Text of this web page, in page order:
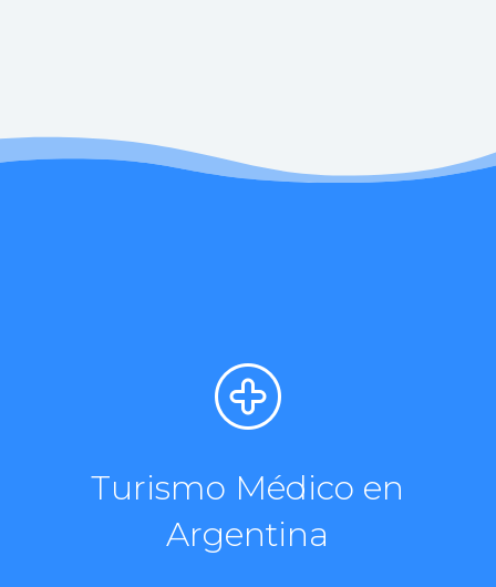
Turismo Médico en
Argentina